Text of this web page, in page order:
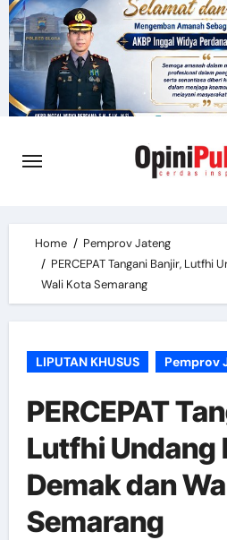
Skip
to
content
Home
Pemprov Jateng
PERCEPAT Tangani Banjir, Lutfhi
Wali Kota Semarang
LIPUTAN KHUSUS Pemprov
PERCEPAT
Lutfhi Undang
Demak dan
Semarang